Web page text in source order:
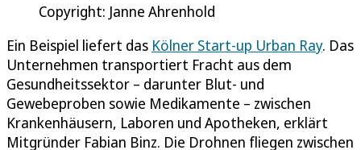
Copyright: Janne Ahrenhold
Ein Beispiel liefert das Kölner Start-up Urban Ray. Das
Unternehmen transportiert Fracht aus dem
Gesundheitssektor – darunter Blut- und
Gewebeproben sowie Medikamente – zwischen
Krankenhäusern, Laboren und Apotheken, erklärt
Mitgründer Fabian Binz. Die Drohnen fliegen zwischen